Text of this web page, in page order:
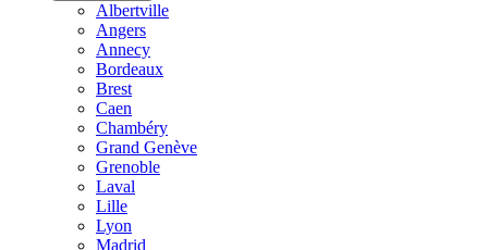
Albertville
Angers
Annecy
Bordeaux
Brest
Caen
Chambéry
Grand Genève
Grenoble
Laval
Lille
Lyon
Madrid